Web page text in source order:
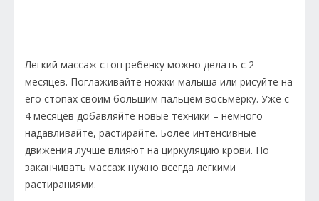
Легкий массаж стоп ребенку можно делать с 2
месяцев. Поглаживайте ножки малыша или рисуйте на
его стопах своим большим пальцем восьмерку. Уже с
4 месяцев добавляйте новые техники – немного
надавливайте, растирайте. Более интенсивные
движения лучше влияют на циркуляцию крови. Но
заканчивать массаж нужно всегда легкими
растираниями.